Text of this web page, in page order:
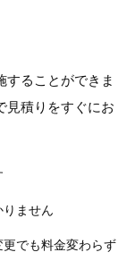
することができま
見積りをすぐにお
ません
でも料金変わらず